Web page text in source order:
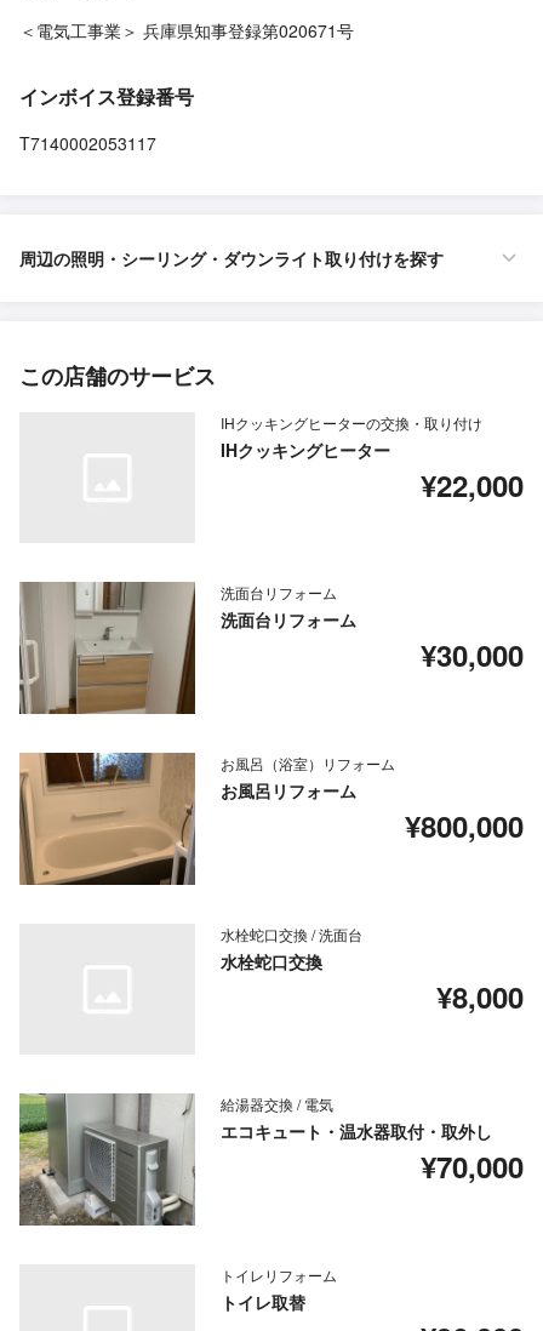
＜電気工事業＞ 兵庫県知事登録第020671号
インボイス登録番号
T7140002053117
周辺の照明・シーリング・ダウンライト取り付けを探す
この店舗のサービス
IHクッキングヒーターの交換・取り付け
IHクッキングヒーター
¥22,000
洗面台リフォーム
洗面台リフォーム
¥30,000
お風呂（浴室）リフォーム
お風呂リフォーム
¥800,000
水栓蛇口交換 / 洗面台
水栓蛇口交換
¥8,000
給湯器交換 / 電気
エコキュート・温水器取付・取外し
¥70,000
トイレリフォーム
トイレ取替